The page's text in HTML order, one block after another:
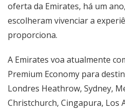
oferta da Emirates, há um
escolheram vivenciar a
proporciona.
A Emirates voa atualmente
Premium Economy para
Londres Heathrow, Sydney,
Christchurch, Cingapura, Los